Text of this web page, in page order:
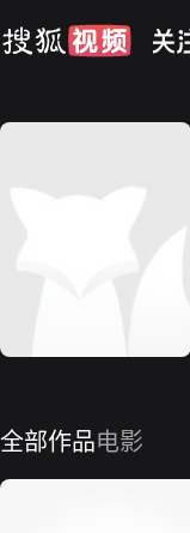
全部作品电影